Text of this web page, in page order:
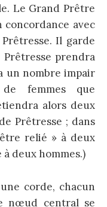
Le Grand Prêtre
concordance avec
Il garde
Prêtresse prendra
un nombre impair
femmes que
alors deux
Prêtresse ; dans
relié » à deux
deux hommes.)
corde, chacun
nœud central se